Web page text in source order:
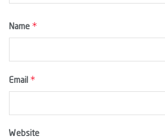
Name *
Email *
Website